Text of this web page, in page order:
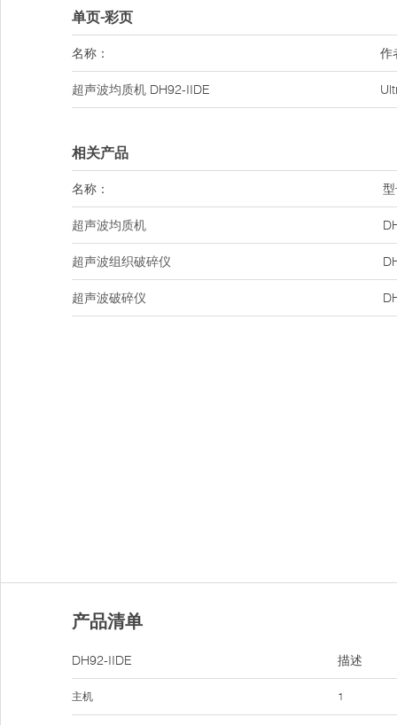
单页-彩页
名称： 作
超声波均质机 DH92-IIDE
相关产品
名称：
超声波均质机
超声波组织破碎仪
超声波破碎仪
产品清单
DH92-IIDE
主机
描述
1